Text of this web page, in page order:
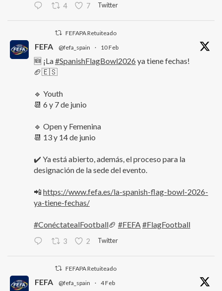
4 7 Twitter
FEFAPA Retuiteado
FEFA @fefa_spain · 10 Feb
🆕 ¡La#SpanishFlagBowl2026 ya tiene fechas!
🏈🇪🇸
🔹 Youth
📆 6 y 7 de junio
🔹 Open y Femenina
📆 13 y 14 de junio
✔️ Ya está abierto, además, el proceso para la
designación de la sede del evento.
📲 https://www.fefa.es/la-spanish-flag-bowl-2026-
ya-tiene-fechas/
#ConéctatealFootball🏈 #FEFA#FlagFootball
3 2 Twitter
FEFAPA Retuiteado
FEFA @fefa_spain · 4 Feb